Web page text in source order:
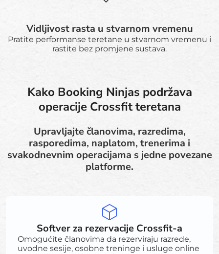
Vidljivost rasta u stvarnom vremenu
Pratite performanse teretane u stvarnom vremenu i
rastite bez promjene sustava.
Kako Booking Ninjas podržava
operacije Crossfit teretana
Upravljajte članovima, razredima,
rasporedima, naplatom, trenerima i
svakodnevnim operacijama s jedne povezane
platforme.
Softver za rezervacije Crossfit-a
Omogućite članovima da rezerviraju razrede,
uvodne sesije, osobne treninge i usluge online